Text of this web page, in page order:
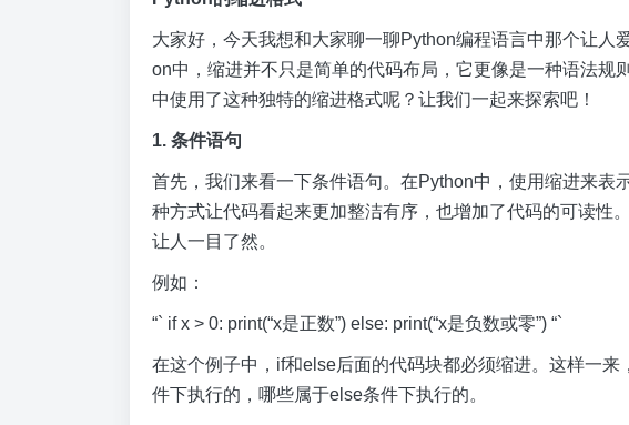
大家好，今天我想和大家聊一聊Python编程语言中那个让
on中，缩进并不只是简单的代码布局，它更像是一种语法规
中使用了这种独特的缩进格式呢？让我们一起来探索吧！
1. 条件语句
首先，我们来看一下条件语句。在Python中，使用缩进来表
种方式让代码看起来更加整洁有序，也增加了代码的可读性
让人一目了然。
例如：
“` if x > 0: print(“x是正数”) else: print(“x是负数或零”) “`
在这个例子中，if和else后面的代码块都必须缩进。这样一
件下执行的，哪些属于else条件下执行的。